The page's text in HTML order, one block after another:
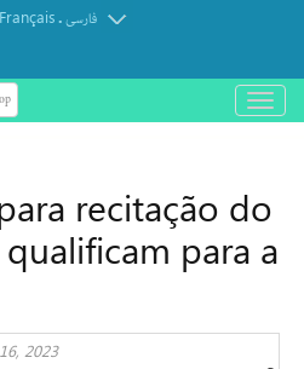
Français.فارسی
باز
و
منو
recitação do
para a
2023